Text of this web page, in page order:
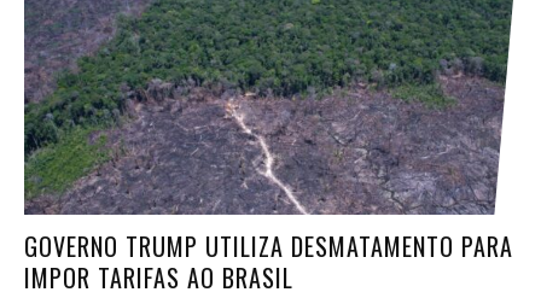
GOVERNO TRUMP UTILIZA DESMATAMENTO PARA
IMPOR TARIFAS AO BRASIL